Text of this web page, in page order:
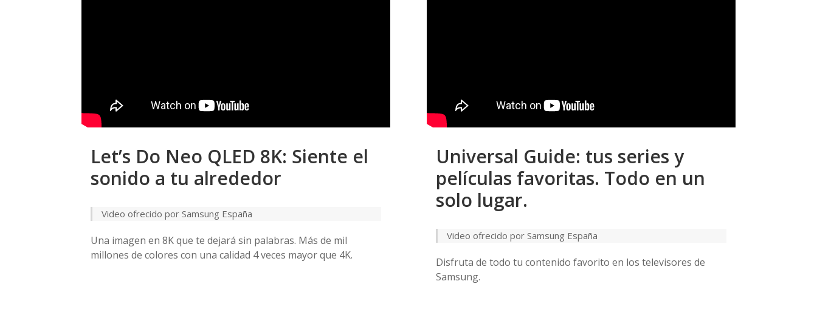
Let’s Do Neo QLED 8K: Siente el
sonido a tu alrededor
Video ofrecido por Samsung España
Una imagen en 8K que te dejará sin palabras. Más de mil
millones de colores con una calidad 4 veces mayor que 4K.
Universal Guide: tus series y
películas favoritas. Todo en un
solo lugar.
Video ofrecido por Samsung España
Disfruta de todo tu contenido favorito en los televisores de
Samsung.